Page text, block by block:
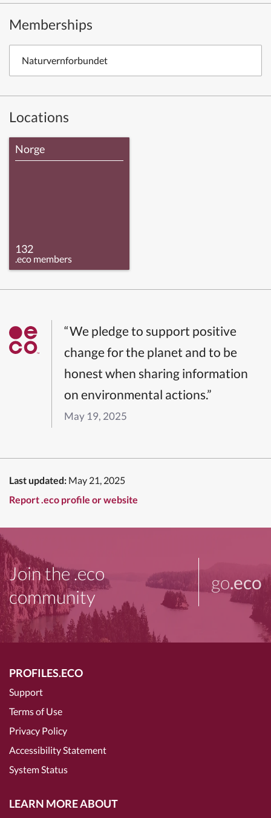
Memberships
Naturvernforbundet
Locations
Norge
132
.eco members
“We pledge to support positive
change for the planet and to be
honest when sharing information
on environmental actions.”
May 19, 2025
Last updated: May 21, 2025
Report .eco profile or website
Join the .eco
community
go.eco
PROFILES.ECO
Support
Terms of Use
Privacy Policy
Accessibility Statement
System Status
LEARN MORE ABOUT